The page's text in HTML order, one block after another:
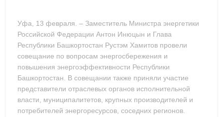
Уфа, 13 февраля. – Заместитель Министра энергетики
Российской Федерации Антон Инюцын и Глава
Республики Башкортостан Рустэм Хамитов провели
совещание по вопросам энергосбережения и
повышения энергоэффективности Республики
Башкортостан. В совещании также приняли участие
представители отраслевых органов исполнительной
власти, муниципалитетов, крупных производителей и
потребителей энергоресурсов, соседних регионов.